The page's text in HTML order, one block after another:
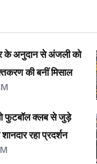
के अनुदान से अंजली को
की बनीं मिसाल
फुटबॉल क्लब से जुड़े
रहा प्रदर्शन